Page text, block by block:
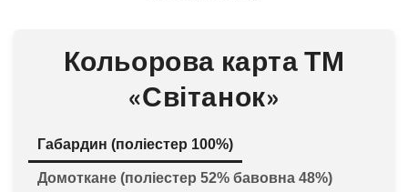
Кольорова карта ТМ
«Світанок»
Габардин (поліестер 100%)
Домоткане (поліестер 52% бавовна 48%)